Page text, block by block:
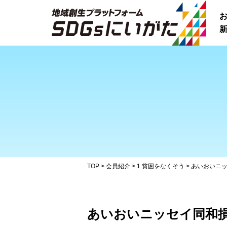
TOP > 会員紹介 > 1.貧困をなくそう > あいおいニ
あいおいニッセイ同和